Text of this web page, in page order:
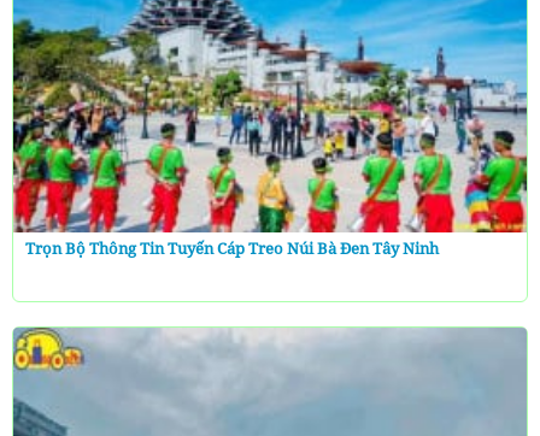
Trọn Bộ Thông Tin Tuyến Cáp Treo Núi Bà Đen Tây Ninh